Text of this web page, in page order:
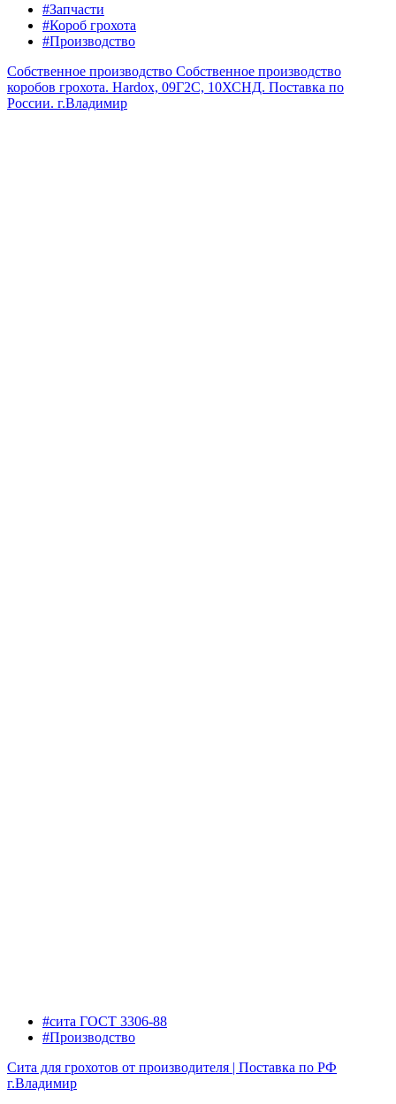
#Запчасти
#Короб грохота
#Производство
Собственное производство Собственное производство
коробов грохота. Hardox, 09Г2С, 10ХСНД. Поставка по
России. г.Владимир
#сита ГОСТ 3306-88
#Производство
Сита для грохотов от производителя | Поставка по РФ
г.Владимир